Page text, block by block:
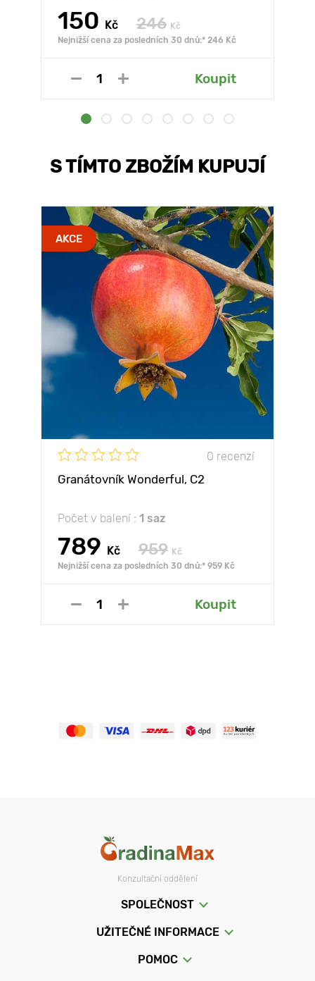
150 Kč 246 Kč
Nejnižší cena za posledních 30 dnů:* 246 Kč
Koupit
S TÍMTO ZBOŽÍM KUPUJÍ
AKCE
0 recenzí
Granátovník Wonderful, С2
Počet v balení : 1 saz
789 Kč 959 Kč
Nejnižší cena za posledních 30 dnů:* 959 Kč
Koupit
Konzultační oddělení
SPOLEČNOST
UŽITEČNÉ INFORMACE
POMOC